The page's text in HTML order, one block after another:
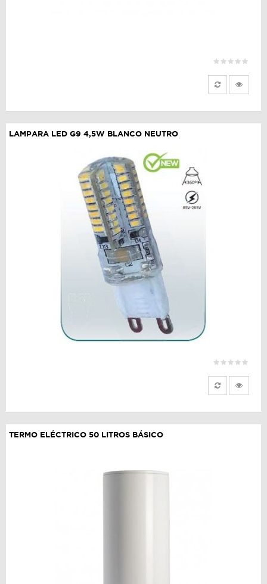
LAMPARA LED G9 4,5W BLANCO NEUTRO
TERMO ELÉCTRICO 50 LITROS BÁSICO